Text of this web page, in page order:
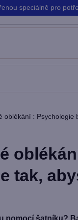
speciálně pro
oblékání :
tak,
pomocí šatníku?